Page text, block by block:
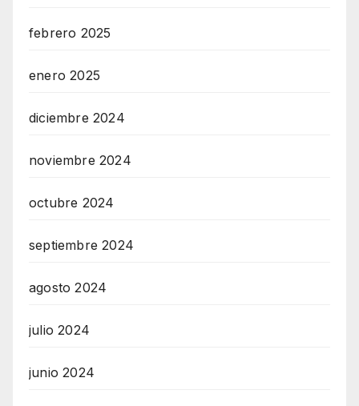
febrero 2025
enero 2025
diciembre 2024
noviembre 2024
octubre 2024
septiembre 2024
agosto 2024
julio 2024
junio 2024